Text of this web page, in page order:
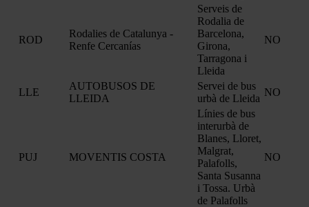
ROD
Rodalies de Catalunya -
Renfe Cercanías
Serveis de
Rodalia de
Barcelona,
Girona,
Tarragona i
Lleida
NO
LLE
AUTOBUSOS DE
LLEIDA
Servei de bus
urbà de Lleida
NO
PUJ MOVENTIS COSTA
Línies de bus
interurbà de
Blanes, Lloret,
Malgrat,
Palafolls,
Santa Susanna
i Tossa. Urbà
de Palafolls
NO